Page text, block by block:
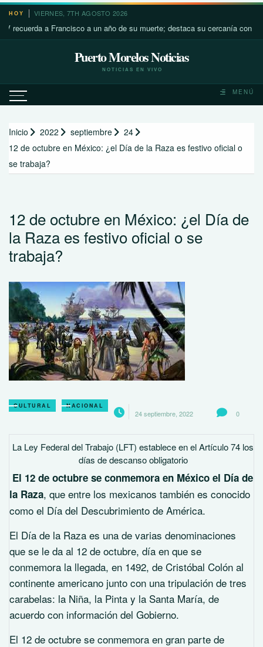
Saltar
contenido
HOY VIERNES, 7TH AGOSTO 2026
a Francisco a un año de su muerte; destaca su cercanía con los más
Puerto Morelos Noticias
NOTICIAS EN VIVO
MENÚ
Inicio 2022 septiembre
24
12 de octubre en México: ¿el Día de la Raza es festivo oficial o
se trabaja?
12 de octubre en México: ¿el Día de
la Raza es festivo oficial o se
trabaja?
CULTURAL NACIONAL
24 septiembre, 2022 0
La Ley Federal del Trabajo (LFT) establece en el Artículo 74 los
días de descanso obligatorio
El 12 de octubre se conmemora en México el Día de
la Raza, que entre los mexicanos también es conocido
como el Día del Descubrimiento de América.
El Día de la Raza es una de varias denominaciones
que se le da al 12 de octubre, día en que se
conmemora la llegada, en 1492, de Cristóbal Colón al
continente americano junto con una tripulación de tres
carabelas: la Niña, la Pinta y la Santa María, de
acuerdo con información del Gobierno.
El 12 de octubre se conmemora en gran parte de